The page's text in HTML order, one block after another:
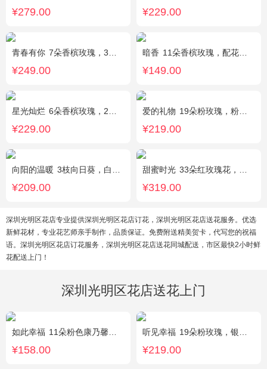
¥279.00 ¥229.00
青春有你 7朵香槟玫瑰，3朵向日葵，一个绣球，桔梗、配花、配草搭配
¥249.00
暗香 11朵香槟玫瑰，配花、绿叶搭配
¥149.00
星光灿烂 6朵香槟玫瑰，2朵向日葵，1个蓝色绣球，桔梗、小花、绿叶搭配
¥229.00
爱的礼物 19朵粉玫瑰，粉色满天星搭配
¥219.00
向阳的温暖 3枝向日葵，白色洋桔梗、绿叶搭配
¥209.00
甜蜜时光 33朵红玫瑰花，外围相思梅配花，黑色饰条环绕
¥319.00
深圳光明区花店专业提供深圳光明区花店订花，深圳光明区花店送花服务。优选
新鲜花材，专业花艺师亲手制作，品质保证。免费附送精美贺卡，代写您的祝福
语。深圳光明区花店订花服务，深圳光明区花店送花同城配送，市区最快2小时鲜
花配送上门！
深圳光明区花店送花上门
如此幸福 11朵粉色康乃馨，黄莺、满天星搭配。
¥158.00
听见幸福 19朵粉玫瑰，银叶菊间插，搭配满天星
¥219.00